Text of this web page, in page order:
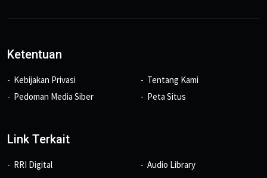
Ketentuan
Kebijakan Privasi
Pedoman Media Siber
Tentang Kami
Peta Situs
Link Terkait
RRI Digital
Audio Library